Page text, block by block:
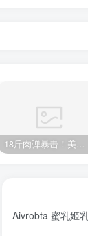
18斤肉弹暴击！美国TAISEN泰贝莎臀模实测：这后入声，谁听谁顶不住？
Aivrobta 蜜乳姬